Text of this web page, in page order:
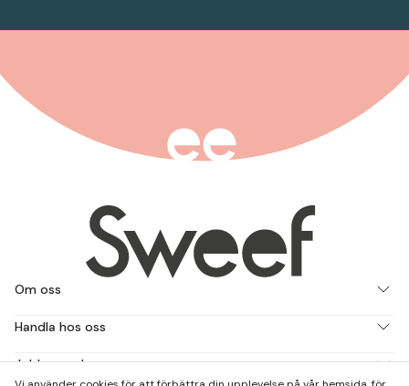
Om oss
Handla hos oss
Jobba med oss